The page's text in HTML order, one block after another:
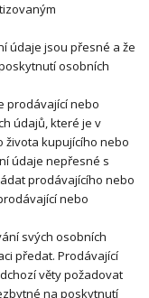
údaje jsou přesné a že
osobních
prodávající nebo
údajů, které je v
kupujícího nebo
údaje nepřesné s
prodávajícího nebo
nebo
svých osobních
předat. Prodávající
věty požadovat
na poskytnutí